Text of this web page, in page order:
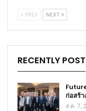
PREV NEXT
RECENTLY POST
ก่อสร้า
ส.ค. 7,